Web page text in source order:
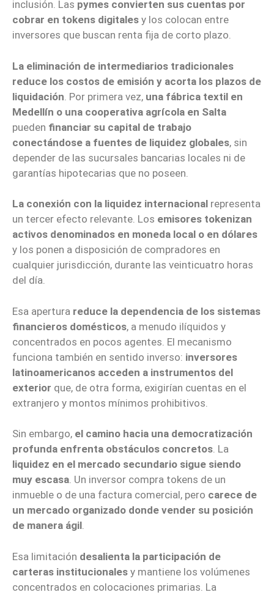
inclusión. Las pymes convierten sus cuentas por
cobrar en tokens digitales y los colocan entre
inversores que buscan renta fija de corto plazo.
La eliminación de intermediarios tradicionales
reduce los costos de emisión y acorta los plazos de
liquidación . Por primera vez, una fábrica textil en
Medellín o una cooperativa agrícola en Salta
pueden financiar su capital de trabajo
conectándose a fuentes de liquidez globales, sin
depender de las sucursales bancarias locales ni de
garantías hipotecarias que no poseen.
La conexión con la liquidez internacional representa
un tercer efecto relevante. Los emisores tokenizan
activos denominados en moneda local o en dólares
y los ponen a disposición de compradores en
cualquier jurisdicción, durante las veinticuatro horas
del día.
Esa apertura reduce la dependencia de los sistemas
financieros domésticos, a menudo ilíquidos y
concentrados en pocos agentes. El mecanismo
funciona también en sentido inverso: inversores
latinoamericanos acceden a instrumentos del
exterior que, de otra forma, exigirían cuentas en el
extranjero y montos mínimos prohibitivos.
Sin embargo, el camino hacia una democratización
profunda enfrenta obstáculos concretos. La
liquidez en el mercado secundario sigue siendo
muy escasa. Un inversor compra tokens de un
inmueble o de una factura comercial, pero carece de
un mercado organizado donde vender su posición
de manera ágil.
Esa limitación desalienta la participación de
carteras institucionales y mantiene los volúmenes
concentrados en colocaciones primarias. La